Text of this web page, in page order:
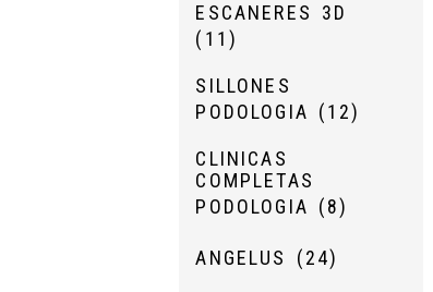
ESCANERES 3D
(11)
SILLONES
PODOLOGIA (12)
CLINICAS
COMPLETAS
PODOLOGIA (8)
ANGELUS (24)